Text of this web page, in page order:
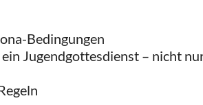
Bedingungen
Jugendgottesdienst – nicht